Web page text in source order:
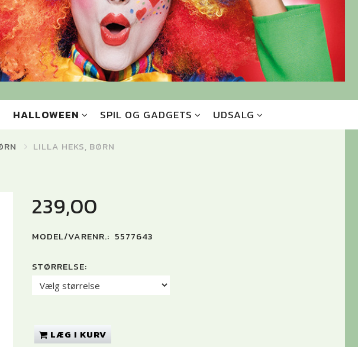
HALLOWEEN SPIL OG GADGETS UDSALG
LILLA HEKS, BØRN
239,00
MODEL/VARENR.: 5577643
STØRRELSE:
LÆG I KURV